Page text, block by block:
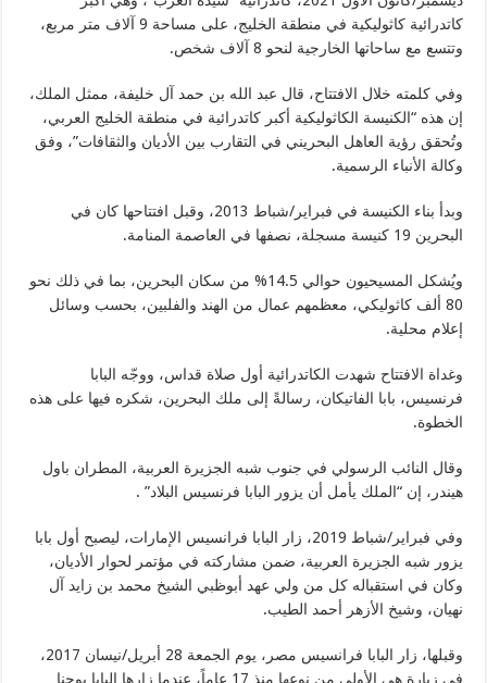
كاتدرائية كاثوليكية في منطقة الخليج، على مساحة 9 آلاف متر مربع،
وتتسع مع ساحاتها الخارجية لنحو 8 آلاف شخص.
وفي كلمته خلال الافتتاح، قال عبد الله بن حمد آل خليفة، ممثل الملك،
إن هذه “الكنيسة الكاثوليكية أكبر كاتدرائية في منطقة الخليج العربي،
وتُحقق رؤية العاهل البحريني في التقارب بين الأديان والثقافات”، وفق
وكالة الأنباء الرسمية.
وبدأ بناء الكنيسة في فبراير/شباط 2013، وقبل افتتاحها كان في
البحرين 19 كنيسة مسجلة، نصفها في العاصمة المنامة.
ويُشكل المسيحيون حوالي 14.5% من سكان البحرين، بما في ذلك نحو
80 ألف كاثوليكي، معظمهم عمال من الهند والفلبين، بحسب وسائل
إعلام محلية.
وغداة الافتتاح شهدت الكاتدرائية أول صلاة قداس، ووجّه البابا
فرنسيس، بابا الفاتيكان، رسالةً إلى ملك البحرين، شكره فيها على هذه
الخطوة.
وقال النائب الرسولي في جنوب شبه الجزيرة العربية، المطران باول
هيندر، إن “الملك يأمل أن يزور البابا فرنسيس البلاد” .
وفي فبراير/شباط 2019، زار البابا فرانسيس الإمارات، ليصبح أول بابا
يزور شبه الجزيرة العربية، ضمن مشاركته في مؤتمر لحوار الأديان،
وكان في استقباله كل من ولي عهد أبوظبي الشيخ محمد بن زايد آل
نهيان، وشيخ الأزهر أحمد الطيب.
وقبلها، زار البابا فرانسيس مصر، يوم الجمعة 28 أبريل/نيسان 2017،
في زيارة هي الأولى من نوعها منذ 17 عاماً، عندما زارها البابا يوحنا